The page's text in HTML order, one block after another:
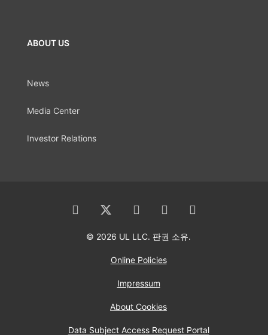
ABOUT US
News
Media Center
Investor Relations
© 2026 UL LLC. 판권 소유.
Online Policies
Impressum
About Cookies
Data Subject Access Request Portal